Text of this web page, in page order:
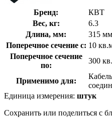
Бренд:
КВТ
Вес, кг:
6.3
Длина, мм:
315 мм
Поперечное сечение с: 10
Поперечное сечение
по:
300
Применимо для:
Единица измерения: штук
Сохранить или поделиться с